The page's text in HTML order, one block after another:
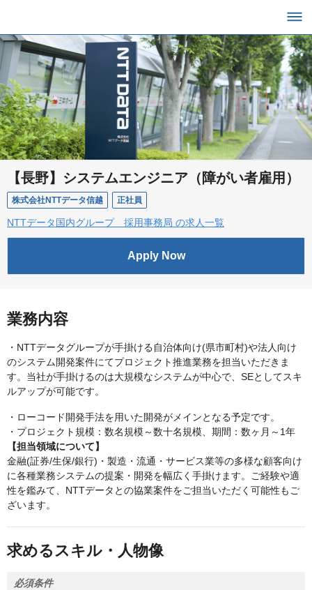
【長野】システムエンジニア（障がい者雇用）
株式会社NTTデータ信越 正社員
NTTデータ国内グループ 採用事務局 の求人一覧
Apply Now
業務内容
・NTTデータグループが手掛ける自治体向け(県市町村)や法人向け
のシステム開発案件にてプロジェクト推進業務を担当いただきま
す。当社が手掛けるのは大規模なシステムが中心で、SEとしてスキ
ルアップが可能です。
・ローコード開発手法を用いた開発がメインとなる予定です。
・プロジェクト規模：数名規模～数十名規模、期間：数ヶ月～1年
【担当領域について】
金融(証券/生保/銀行)・製造・流通・サービス業等の多様な顧客向け
に各種業務システムの提案・開発を幅広く手掛けます。ご経験や適
性を鑑みて、NTTデータとの協業案件をご担当いただく可能性もご
ざいます。
求めるスキル・人物像
必須条件